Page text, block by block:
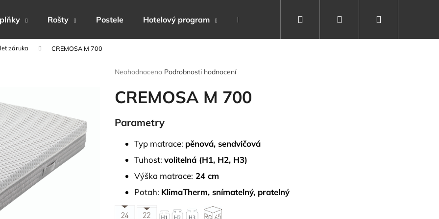
Rošty Postele Hotelový program Dárkové poukazy Vše o spánku
Přihlášení
záruka CREMOSA M 700
Průměrné
produktu
je
z
5
Neohodnoceno Podrobnosti hodnocení
CREMOSA M 700
Parametry
Typ matrace: pěnová, sendvičová
Tuhost: volitelná (H1, H2, H3)
Výška matrace: 24 cm
Potah: KlimaTherm, snímatelný, pratelný
Co potřebujete najít?
HLEDAT
Doporučujeme